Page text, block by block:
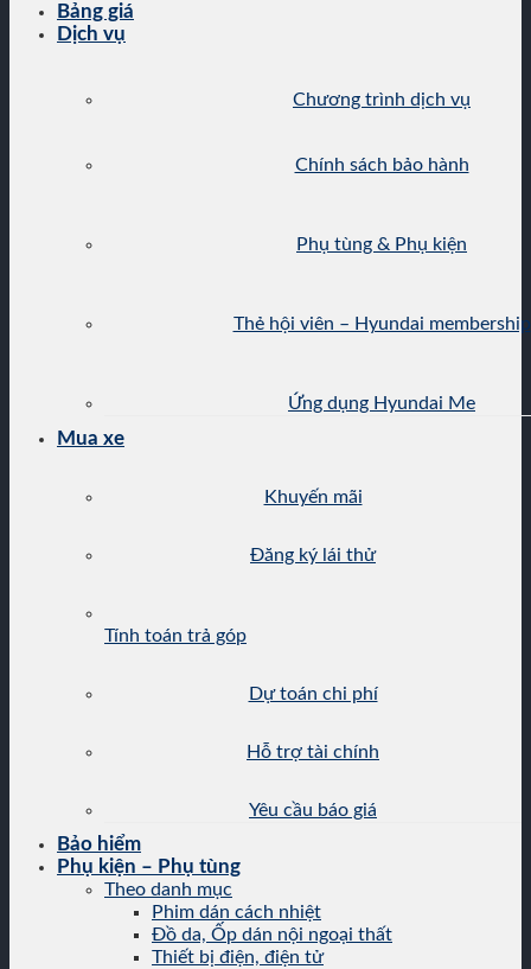
Bảng giá
Dịch vụ
Chương trình dịch vụ
Chính sách bảo hành
Phụ tùng & Phụ kiện
Thẻ hội viên – Hyundai membership
Ứng dụng Hyundai Me
Mua xe
Khuyến mãi
Đăng ký lái thử
Tính toán trả góp
Dự toán chi phí
Hỗ trợ tài chính
Yêu cầu báo giá
Bảo hiểm
Phụ kiện – Phụ tùng
Theo danh mục
Phim dán cách nhiệt
Đồ da, Ốp dán nội ngoại thất
Thiết bị điện, điện tử